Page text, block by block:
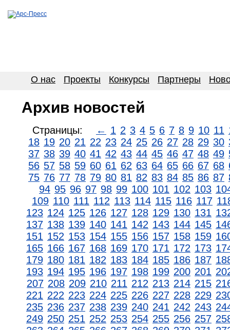
О нас Проекты Конкурсы Партнеры
Архив новостей
Страницы: ← 1 2 3 4 5 6 7 8 9 10 11
18 19 20 21 22 23 24 25 26 27 28 29 30
37 38 39 40 41 42 43 44 45 46 47 48 49
56 57 58 59 60 61 62 63 64 65 66 67 68
75 76 77 78 79 80 81 82 83 84 85 86 87
94 95 96 97 98 99 100 101 102 103
109 110 111 112 113 114 115 116 117
123 124 125 126 127 128 129 130 131
137 138 139 140 141 142 143 144 145
151 152 153 154 155 156 157 158 159
165 166 167 168 169 170 171 172 173
179 180 181 182 183 184 185 186 187
193 194 195 196 197 198 199 200 201
207 208 209 210 211 212 213 214 215
221 222 223 224 225 226 227 228 229
235 236 237 238 239 240 241 242 243
249 250 251 252 253 254 255 256 257